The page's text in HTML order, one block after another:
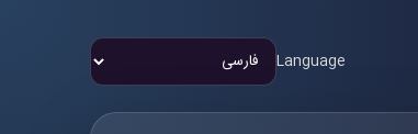
Language